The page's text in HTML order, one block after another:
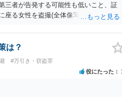
三者が告発する可能性も低いこと、証
座る女性を盗撮(全体像写真1枚と5秒程
私の弁護経験では多くなった印象です
ともあります）。2度としないことを
は？
#万引き・窃盗罪
役にたった